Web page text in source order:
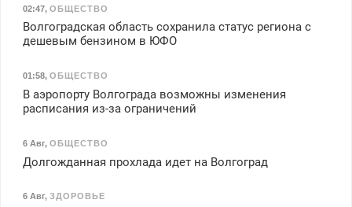
02:47, ОБЩЕСТВО
Волгоградская область сохранила статус региона с
дешевым бензином в ЮФО
01:58, ОБЩЕСТВО
В аэропорту Волгограда возможны изменения
расписания из-за ограничений
6 Авг, ОБЩЕСТВО
Долгожданная прохлада идет на Волгоград
6 Авг, ЗДОРОВЬЕ